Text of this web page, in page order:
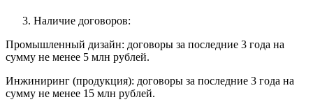
Наличие договоров:
Промышленный дизайн: договоры за последние 3 года на
сумму не менее 5 млн рублей.
Инжиниринг (продукция): договоры за последние 3 года на
сумму не менее 15 млн рублей.